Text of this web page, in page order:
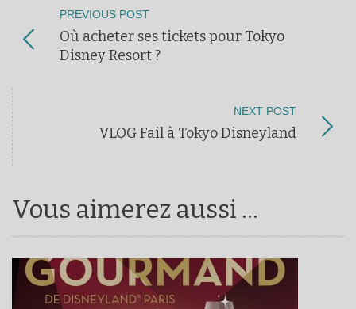
PREVIOUS POST
Où acheter ses tickets pour Tokyo
Disney Resort ?
NEXT POST
VLOG Fail à Tokyo Disneyland
Vous aimerez aussi ...